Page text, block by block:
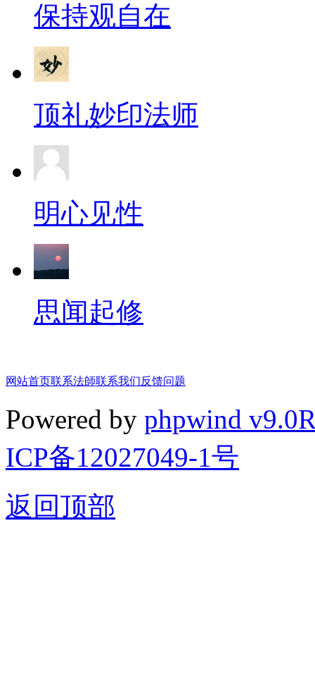
保持观自在
顶礼妙印法师
明心见性
思闻起修
网站首页联系法師联系我们反馈问题
Powered by phpwind
ICP备12027049-1号
返回顶部